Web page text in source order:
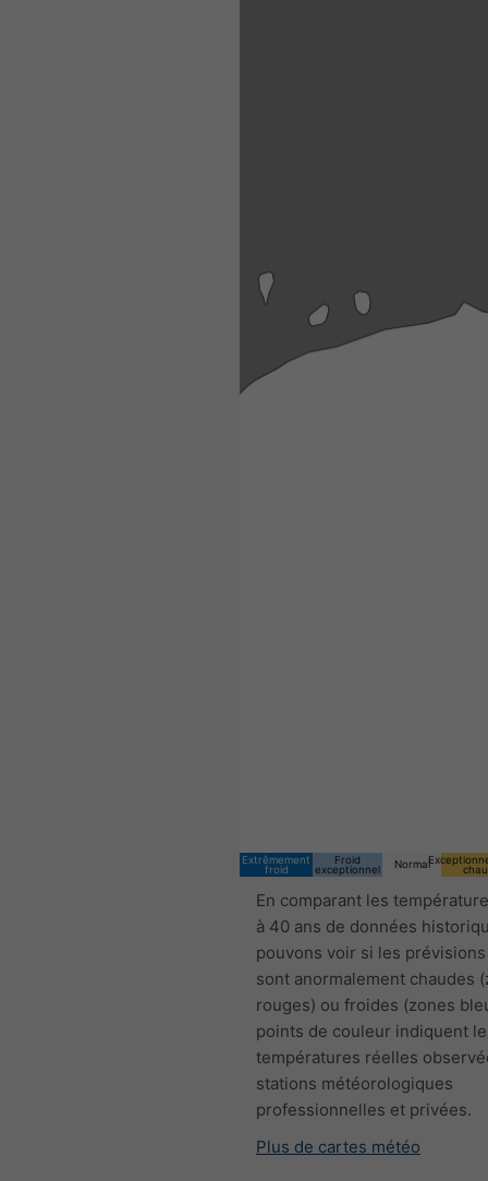
Extrêmement
froid
Froid
exceptionnel
Normal
En comparant les
à 40 ans de données
pouvons voir si les
sont anormalement chaudes
rouges) ou froides (zones
points de couleur indiquent
températures réelles
stations météorologiques
professionnelles et privées.
Plus de cartes météo